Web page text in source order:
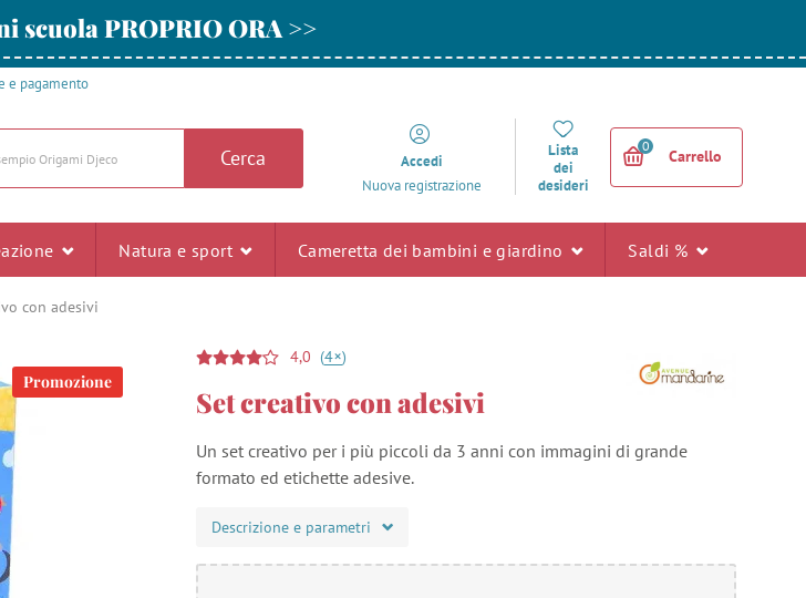
scuola PROPRIO ORA >>
e pagamento
Cerca
Accedi
Nuova registrazione
Lista
dei
desideri
0
Carrello
Natura e sport Cameretta dei bambini e giardino Saldi %
con adesivi
Promozione
4,0 (4+)
Set creativo con adesivi
Un set creativo per i più piccoli da 3 anni con immagini di grande
formato ed etichette adesive.
Descrizione e parametri